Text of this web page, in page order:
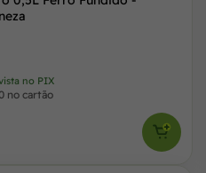
no PIX
no cartão